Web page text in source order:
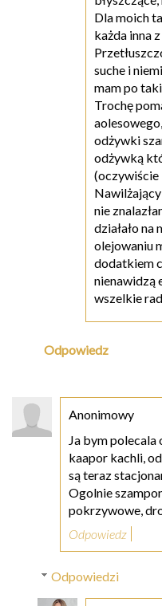
Dla moich
każda inna
suche i
mam po
Trochę
odżywki
odżywką
(oczywiście
Nawilżający
nie
działało na
olejowaniu
dodatkiem
nienawidzą
wszelkie
Odpowiedz
Anonimowy
Ja bym
kaapor kachli,
są teraz
Ogolnie
pokrzywowe,
Odpowiedz
Odpowiedzi